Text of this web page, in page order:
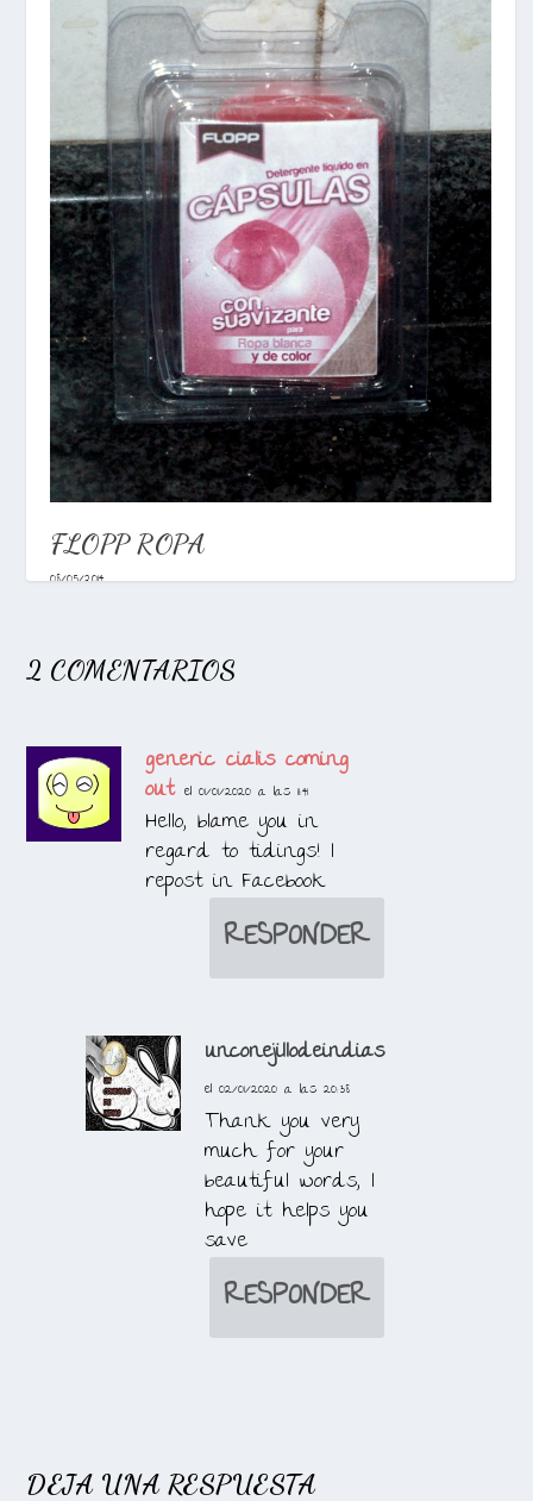
FLOPP ROPA
08/05/2014
2 COMENTARIOS
generic cialis coming
out el 01/01/2020 a las 11:41
Hello, blame you in
regard to tidings! I
repost in Facebook
RESPONDER
unconejillodeindias
el 02/01/2020 a las 20:38
Thank you very
much for your
beautiful words, I
hope it helps you
save
RESPONDER
DEJA UNA RESPUESTA